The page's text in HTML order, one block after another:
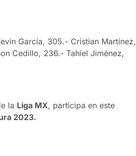
García, 305.- Cristian Martínez,
Cedillo, 236.- Tahiel Jiménez,
la Liga MX, participa en este
2023.